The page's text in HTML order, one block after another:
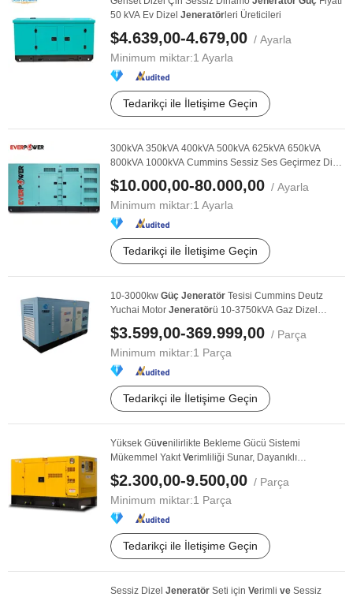
50 kVA Ev Dizel Jeneratör leri Üreticileri
$4.639,00-4.679,00 / Ayarla
Minimum miktar:1 Ayarla
Tedarikçi ile İletişime Geçin
300kVA 350kVA 400kVA 500kVA 625kVA 650kVA
800kVA 1000kVA Cummins Sessiz Ses Geçirmez Dizel
Güç
$10.000,00-80.000,00 / Ayarla
Minimum miktar:1 Ayarla
Tedarikçi ile İletişime Geçin
10-3000kw Güç Jeneratör Tesisi Cummins Deutz
Yuchai Motor Jeneratörü 10-3750kVA Gaz Dizel
Jeneratör
$3.599,00-369.999,00 / Parça
Minimum miktar:1 Parça
Tedarikçi ile İletişime Geçin
Yüksek Güvenilirlikte Bekleme Gücü Sistemi
Mükemmel YakıtVerimliliği Sunar, Dayanıklı
Bileşenlere ...
$2.300,00-9.500,00 / Parça
Minimum miktar:1 Parça
Tedarikçi ile İletişime Geçin
Sessiz Dizel Jeneratör Seti için Verimli ve Sessiz